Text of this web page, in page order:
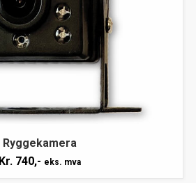
Ryggekamera
Kr. 740,- eks. mva